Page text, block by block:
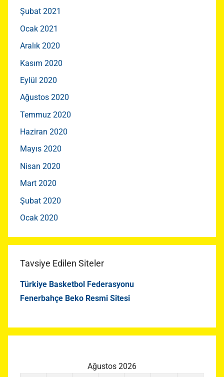
Şubat 2021
Ocak 2021
Aralık 2020
Kasım 2020
Eylül 2020
Ağustos 2020
Temmuz 2020
Haziran 2020
Mayıs 2020
Nisan 2020
Mart 2020
Şubat 2020
Ocak 2020
Tavsiye Edilen Siteler
Türkiye Basketbol Federasyonu
Fenerbahçe Beko Resmi Sitesi
Ağustos 2026